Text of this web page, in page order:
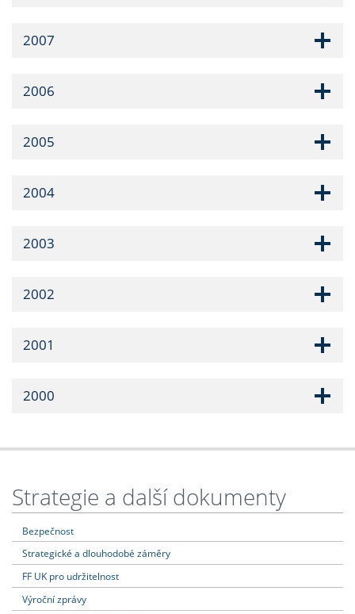
2007
2006
2005
2004
2003
2002
2001
2000
Strategie a další dokumenty
Bezpečnost
Strategické a dlouhodobé záměry
FF UK pro udržitelnost
Výroční zprávy